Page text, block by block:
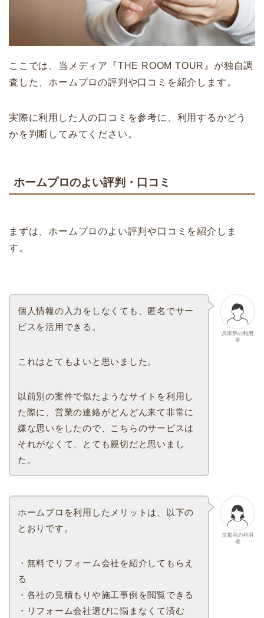
ここでは、当メディア『THE ROOM TOUR』が独自調
査した、ホームプロの評判や口コミを紹介します。
実際に利用した人の口コミを参考に、利用するかどう
かを判断してみてください。
ホームプロのよい評判・口コミ
まずは、ホームプロのよい評判や口コミを紹介しま
す。
兵庫県の利用
者
個人情報の入力をしなくても、匿名でサー
ビスを活用できる。
これはとてもよいと思いました。
以前別の案件で似たようなサイトを利用し
た際に、営業の連絡がどんどん来て非常に
嫌な思いをしたので、こちらのサービスは
それがなくて、とても親切だと思いまし
た。
京都府の利用
者
ホームプロを利用したメリットは、以下の
とおりです。
・無料でリフォーム会社を紹介してもらえ
る
・各社の見積もりや施工事例を閲覧できる
・リフォーム会社選びに悩まなくて済む